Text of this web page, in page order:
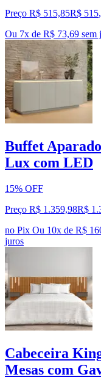
Preço R$ 515,85R$ 515,
Ou 7x de R$ 73,69 sem
Buffet
Lux com LED
15% OFF
Preço R$ 1.359,98R$
no Pix Ou 10x de R$
juros
Cabeceira
Mesas com